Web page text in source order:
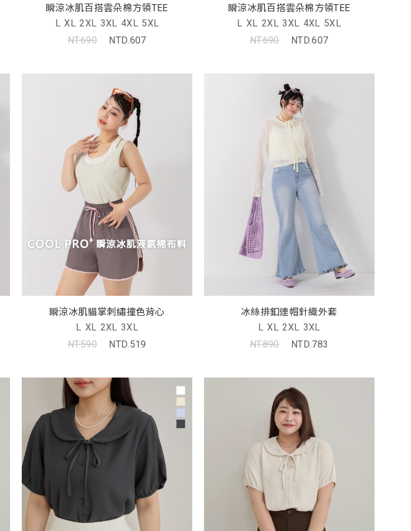
瞬涼冰肌百搭雲朵棉方領TEE
L XL 2XL 3XL 4XL 5XL
NT.690
NTD.607
瞬涼冰肌百搭雲朵棉方領TEE
L XL 2XL 3XL 4XL 5XL
NT.690
NTD.607
瞬涼冰肌貓掌刺繡撞色背心
L XL 2XL 3XL
NT.590
NTD.519
冰絲排釦連帽針織外套
L XL 2XL 3XL
NT.890
NTD.783